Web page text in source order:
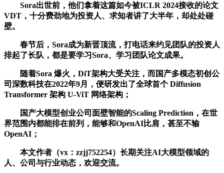
Sora出世前，他们拿着这篇如今被ICLR 2024接收的论文
VDT，十分费劲地为投资人、求知者讲了大半年，却处处碰
壁。
春节后，Sora成为新晋顶流，打电话来约见团队的投资人
排起了长队，都是要学习Sora、学习团队论文成果。
随着Sora 爆火，DiT架构大受关注，而国产多模态初创公
司深数科技在2022年9月，便研发出了全球首个 Diffusion
Transformer 架构 U-ViT 网络架构；
国产大模型创业公司面壁智能的Scaling Prediction，在世
界范围内都能排在前列，能够和OpenAI比肩，甚至不输
OpenAI；
本文作者（vx：zzjj752254）长期关注AI大模型领域的
人、公司与行业动态，欢迎交流。